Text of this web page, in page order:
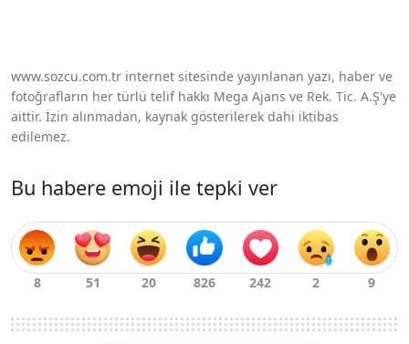
www.sozcu.com.tr internet sitesinde yayınlanan yazı, haber ve
fotoğrafların her türlü telif hakkı Mega Ajans ve Rek. Tic. A.Ş'ye
aittir. İzin alınmadan, kaynak gösterilerek dahi iktibas
edilemez.
Bu habere emoji ile tepki ver